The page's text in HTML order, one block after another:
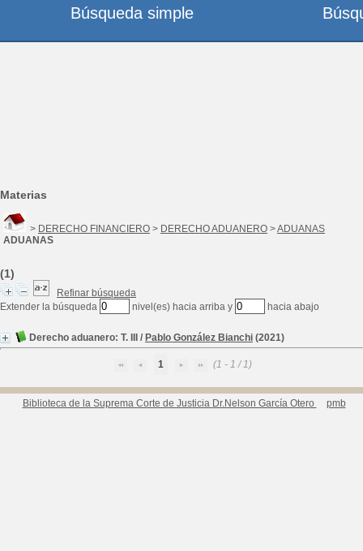
Materias
> DERECHO FINANCIERO > DERECHO ADUANERO >ADUANAS
ADUANAS
(1)
Refinar búsqueda
Extender la búsqueda
nivel(es) hacia arriba y hacia abajo
Derecho aduanero: T. III / Pablo González Bianchi (2021)
1 (1 - 1 / 1)
Biblioteca de la Suprema Corte de Justicia Dr.Nelson García Otero pmb
Búsqueda simple